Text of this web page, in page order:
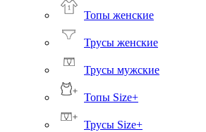
Топы женские
Трусы женские
Трусы мужские
Топы Size+
Трусы Size+